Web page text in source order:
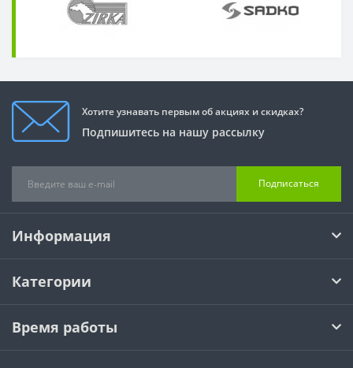
Хотите узнавать первым об акциях и скидках?
Подпишитесь на нашу рассылку
Подписаться
Информация
Категории
Время работы